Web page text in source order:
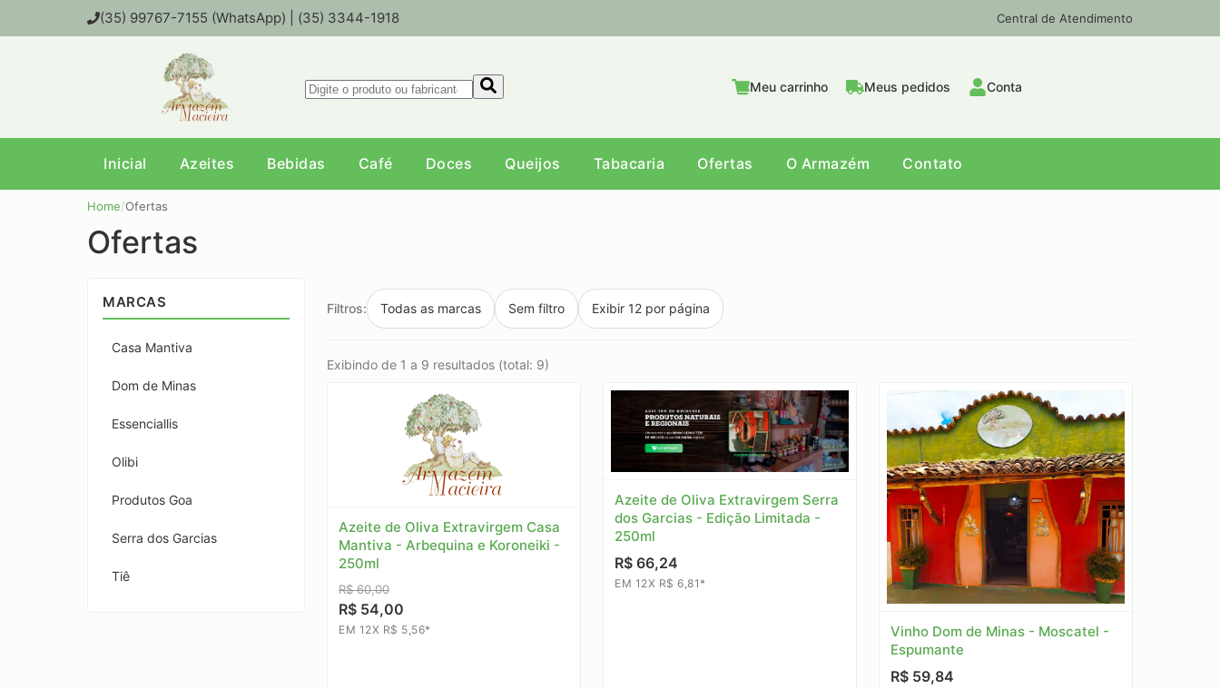
(35) 99767-7155 (WhatsApp) | (35) 3344-1918 Central de Atendimento
Meu carrinho Meus pedidos Conta
Inicial Azeites Bebidas Café Doces Queijos Tabacaria Ofertas O Armazém Contato
Home/Ofertas
Ofertas
MARCAS
Casa Mantiva
Dom de Minas
Essenciallis
Olibi
Produtos Goa
Serra dos Garcias
Tiê
Filtros: Todas as marcas Sem filtro Exibir 12 por página
Exibindo de 1 a 9 resultados (total: 9)
Azeite de Oliva Extravirgem Casa
Mantiva - Arbequina e Koroneiki -
250ml
R$ 60,00
R$ 54,00
EM 12X R$ 5,56*
Azeite de Oliva Extravirgem Serra
dos Garcias - Edição Limitada -
250ml
R$ 66,24
EM 12X R$ 6,81*
Vinho Dom de Minas - Moscatel -
Espumante
R$ 59,84